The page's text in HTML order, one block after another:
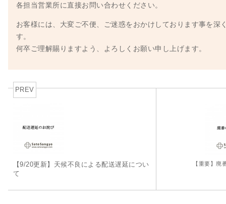
各担当営業所に直接お問い合わせください。
お客様には、大変ご不便、ご迷惑をおかけしております事を深
す。
何卒ご理解賜りますよう、よろしくお願い申し上げます。
PREV
【9/20更新】天候不良による配送遅延につい
て
【重要】廃